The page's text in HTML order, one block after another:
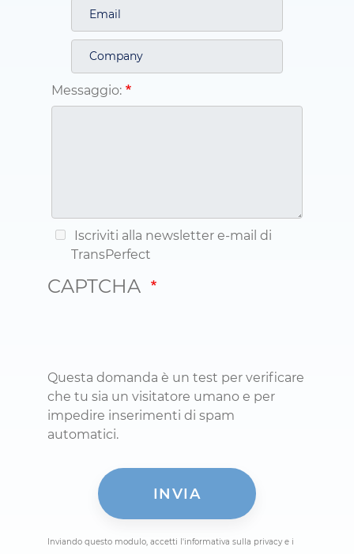
Messaggio:
Iscriviti alla newsletter e-mail di
TransPerfect
CAPTCHA
Questa domanda è un test per verificare
che tu sia un visitatore umano e per
impedire inserimenti di spam
automatici.
Inviando questo modulo, accetti l'informativa sulla privacy e i